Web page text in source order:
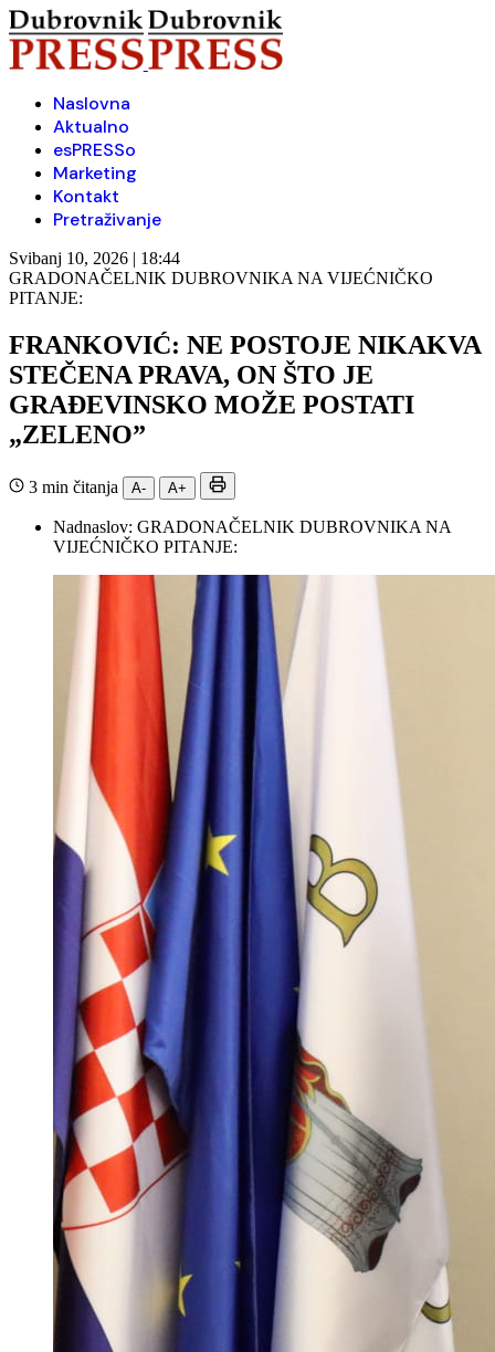
Naslovna
Aktualno
esPRESSo
Marketing
Kontakt
Pretraživanje
Svibanj 10, 2026 | 18:44
GRADONAČELNIK DUBROVNIKA NA VIJEĆNIČKO
PITANJE:
FRANKOVIĆ: NE POSTOJE NIKAKVA
STEČENA PRAVA, ON ŠTO JE
GRAĐEVINSKO MOŽE POSTATI
„ZELENO”
3 min čitanja A- A+
Nadnaslov: GRADONAČELNIK DUBROVNIKA NA
VIJEĆNIČKO PITANJE: